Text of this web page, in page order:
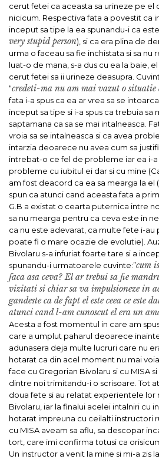
cerut fetei ca aceasta sa urineze pe el
nicicum. Respectiva fata a povestit ca
inceput sa tipe la ea spunandu-i ca
very stupid person), si ca era plina de
urma o faceau sa fie inchistata si sa nu
luat-o de mana, s-a dus cu ea la baie,
cerut fetei sa ii urineze deasupra.
“credeti-ma nu am mai vazut o situatie
fata i-a spus ca ea ar vrea sa se
inceput sa tipe si i-a spus ca trebuia sa
saptamana ca sa se mai intalneasca.
vroia sa se intalneasca si ca avea
intarzia deoarece nu avea cum sa
intrebat-o ce fel de probleme iar ea i-a
probleme cu iubitul ei dar si cu mine
am fost deacord ca ea sa mearga la el
spun ca atunci cand aceasta fata a
G.B a existat o cearta puternica intre
sa nu mearga pentru ca ceva este in
ca nu este adevarat, ca multe fete i-
poate fi o mare ocazie de evolutie).
Bivolaru s-a infuriat foarte tare si a
spunandu-i urmatoarele cuvinte:”cum
faca asa ceva? El ar trebui sa fie
vizitati si chiar sa va impulsioneze in
gandeste ca de fapt el este ceea ce este
atunci cand l-am cunoscut el era un
Acesta a fost momentul in care am
care a umplut paharul deoarece
adunasera deja multe lucruri care nu
hotarat ca din acel moment nu mai
face cu Gregorian Bivolaru si cu MISA
dintre noi trimitandu-i o scrisoare. Tot
doua fete si au relatat experientele lor
Bivolaru, iar la finalui acelei intalniri cu
hotarat impreuna cu ceilalti instructori
cu MISA aveam sa aflu, sa descopar
tort, care imi confirma totusi ca
Un instructor a venit la mine si mi-a zis